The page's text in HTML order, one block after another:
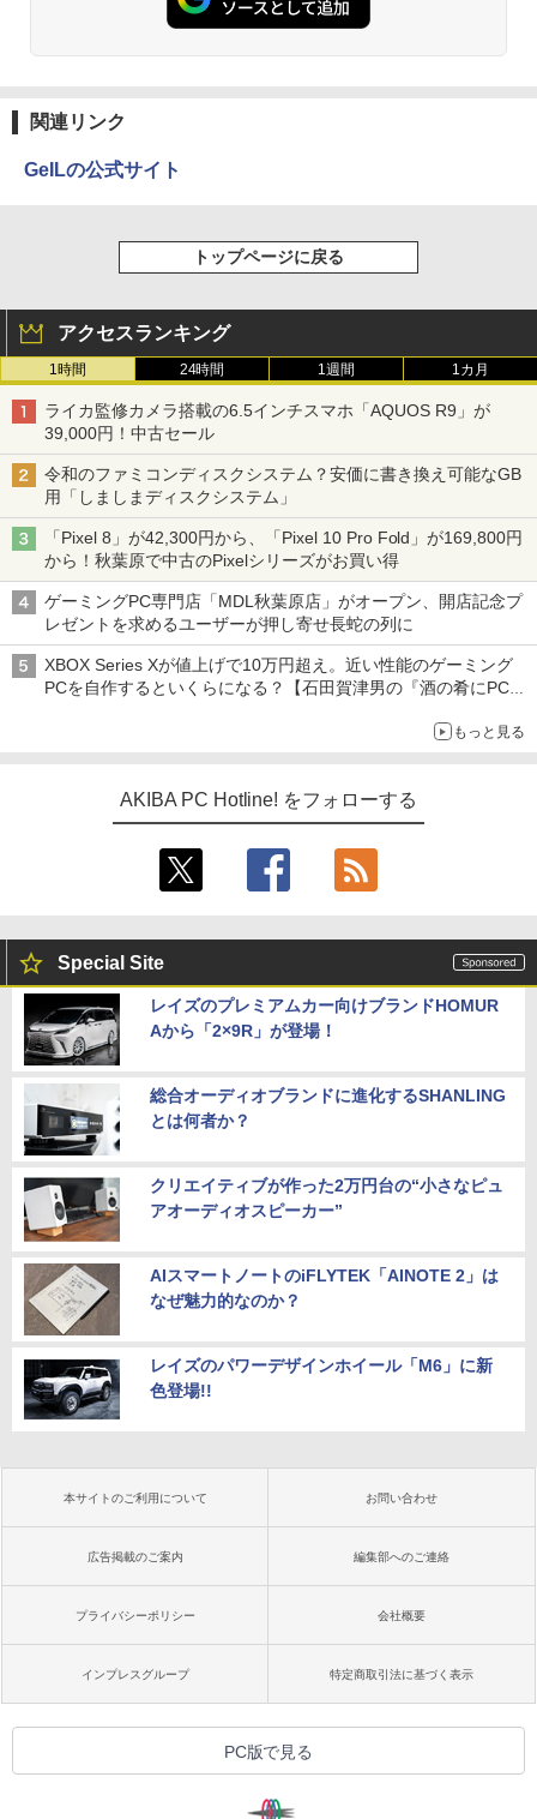
関連リンク
GeILの公式サイト
トップページに戻る
アクセスランキング
1時間 24時間 1週間 1カ月
ライカ監修カメラ搭載の6.5インチスマホ「AQUOS R9」が
39,000円！中古セール
令和のファミコンディスクシステム？安価に書き換え可能なGB
用「しましまディスクシステム」
「Pixel 8」が42,300円から、「Pixel 10 Pro Fold」が169,800円
から！秋葉原で中古のPixelシリーズがお買い得
ゲーミングPC専門店「MDL秋葉原店」がオープン、開店記念プ
レゼントを求めるユーザーが押し寄せ長蛇の列に
XBOX Series Xが値上げで10万円超え。近い性能のゲーミング
PCを自作するといくらになる？【石田賀津男の『酒の肴にPCゲ
もっと見る
AKIBA PC Hotline! をフォローする
Special Site
レイズのプレミアムカー向けブランドHOMUR
Aから「2×9R」が登場！
総合オーディオブランドに進化するSHANLING
とは何者か？
クリエイティブが作った2万円台の“小さなピュ
アオーディオスピーカー”
AIスマートノートのiFLYTEK「AINOTE 2」は
なぜ魅力的なのか？
レイズのパワーデザインホイール「M6」に新
色登場!!
本サイトのご利用について お問い合わせ
広告掲載のご案内 編集部へのご連絡
プライバシーポリシー 会社概要
インプレスグループ 特定商取引法に基づく表示
PC版で見る